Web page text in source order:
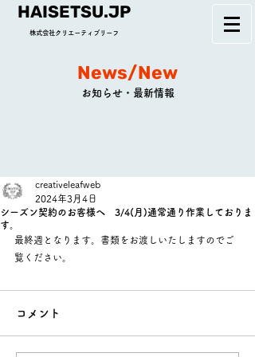
HAISETSU.JP
株式会社クリエーティブリーフ
News/New
お知らせ・最新情報
シーズン契約のお客様へ 3/4(月)通常通り作業しておりま
す。
creativeleafweb
2024年3月4日
最終週となります。書類をお渡しいたしますのでご
覧ください。
コメント